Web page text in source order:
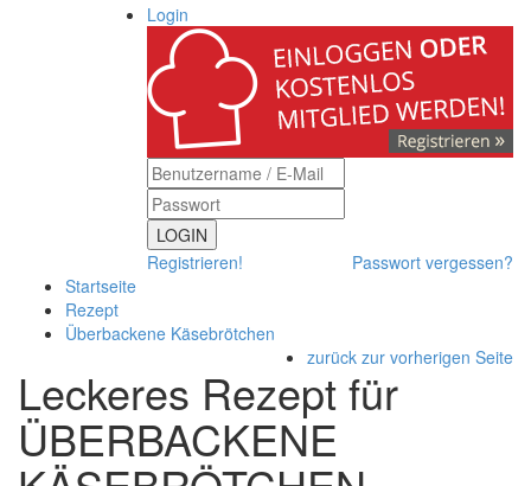
Login
LOGIN
Registrieren!
Passwort vergessen?
Startseite
Rezept
Überbackene Käsebrötchen
zurück zur vorherigen Seite
Leckeres Rezept für
ÜBERBACKENE